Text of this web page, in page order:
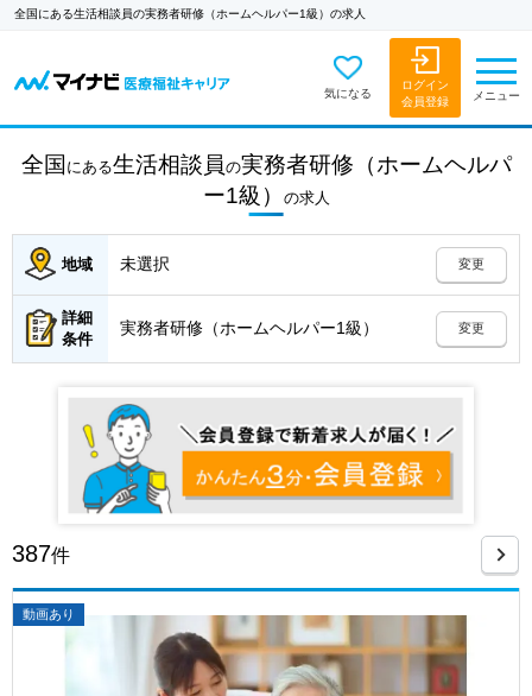
全国にある生活相談員の実務者研修（ホームヘルパー1級）の求人
気になる
ログイン
会員登録
メニュー
全国 にある生活相談員の実務者研修（ホームヘルパ
ー1級）
の求人
地域 未選択 変更
詳細
条件
実務者研修（ホームヘルパー1級） 変更
387件
動画あり